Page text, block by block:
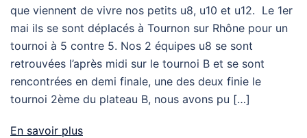
que viennent de vivre nos petits u8, u10 et u12. Le 1er
mai ils se sont déplacés à Tournon sur Rhône pour un
tournoi à 5 contre 5. Nos 2 équipes u8 se sont
retrouvées l’après midi sur le tournoi B et se sont
rencontrées en demi finale, une des deux finie le
tournoi 2ème du plateau B, nous avons pu […]
En savoir plus